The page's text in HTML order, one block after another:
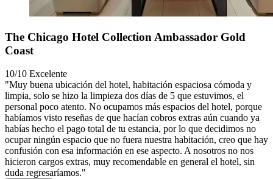
The Chicago Hotel Collection Ambassador Gold
Coast
10/10 Excelente
"Muy buena ubicación del hotel, habitación espaciosa cómoda y
limpia, solo se hizo la limpieza dos días de 5 que estuvimos, el
personal poco atento. No ocupamos más espacios del hotel, porque
habíamos visto reseñas de que hacían cobros extras aún cuando ya
habías hecho el pago total de tu estancia, por lo que decidimos no
ocupar ningún espacio que no fuera nuestra habitación, creo que hay
confusión con esa información en ese aspecto. A nosotros no nos
hicieron cargos extras, muy recomendable en general el hotel, sin
duda regresaríamos."